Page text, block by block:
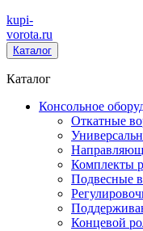
kupi-
vorota.ru
Каталог
Каталог
Консольное
Откатные
Комплекты
Подвесные
Концевой